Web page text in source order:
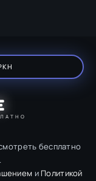
бесплатно
и Политикой